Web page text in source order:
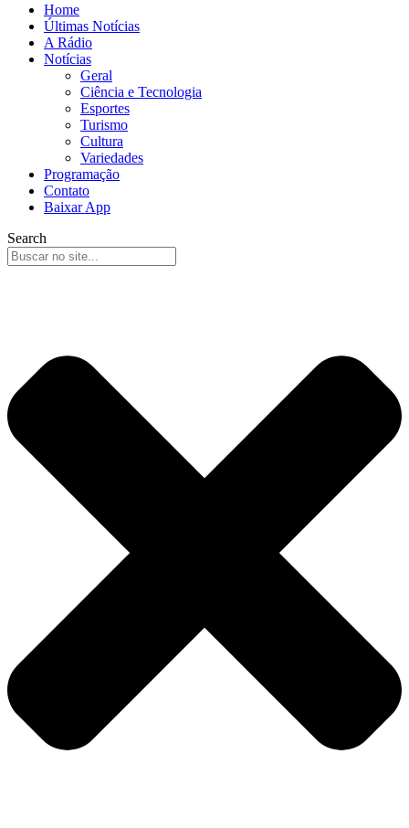
Home
Últimas Notícias
A Rádio
Notícias
Geral
Ciência e Tecnologia
Esportes
Turismo
Cultura
Variedades
Programação
Contato
Baixar App
Search